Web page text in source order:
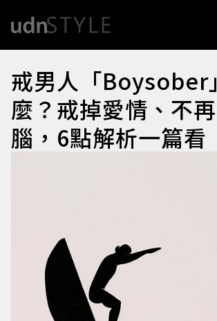
戒男人「Boysober
麼？戒掉愛情、不
腦，6點解析一篇看